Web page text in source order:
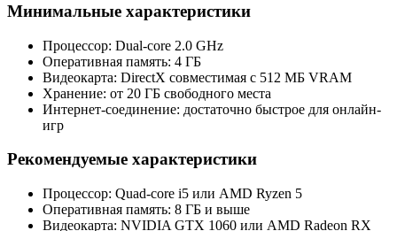
Минимальные характеристики
Процессор: Dual-core 2.0 GHz
Оперативная память: 4 ГБ
Видеокарта: DirectX совместимая с 512 МБ VRAM
Хранение: от 20 ГБ свободного места
Интернет-соединение: достаточно быстрое для онлайн-
игр
Рекомендуемые характеристики
Процессор: Quad-core i5 или AMD Ryzen 5
Оперативная память: 8 ГБ и выше
Видеокарта: NVIDIA GTX 1060 или AMD Radeon RX